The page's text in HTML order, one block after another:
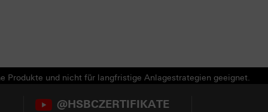
Produkte und nicht für langfristige Anlagestrategien geeignet.
@HSBCZERTIFIKATE